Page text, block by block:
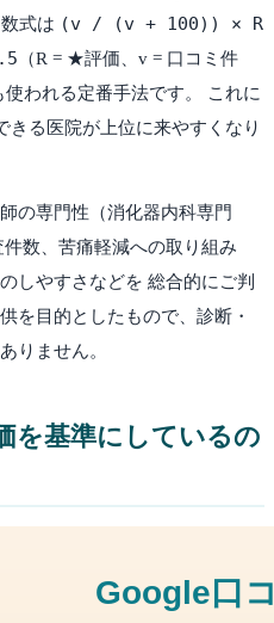
式は (v / (v + 100)) × R
（R = ★評価、v = 口コミ件
われる定番手法です。 これに
きる医院が上位に来やすくなり
の専門性（消化器内科専門
数、苦痛軽減への取り組み
しやすさなどを 総合的にご判
を目的としたもので、診断・
りません。
を基準にしているの